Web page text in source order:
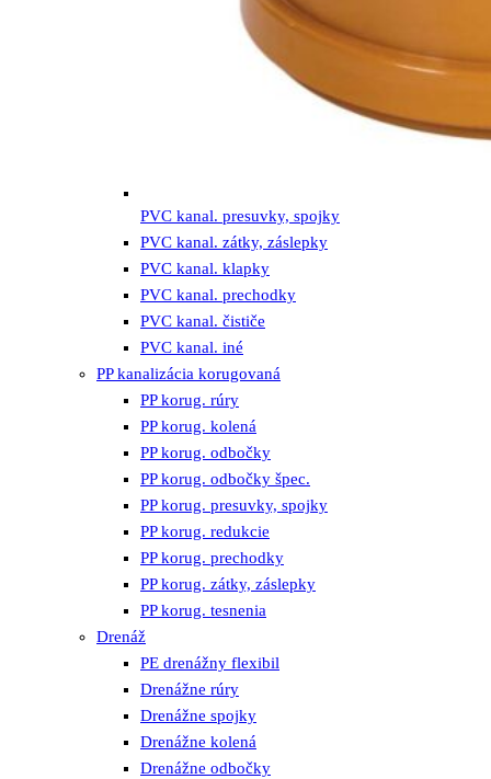
PVC kanal. presuvky, spojky
PVC kanal. zátky, záslepky
PVC kanal. klapky
PVC kanal. prechodky
PVC kanal. čističe
PVC kanal. iné
PP kanalizácia korugovaná
PP korug. rúry
PP korug. kolená
PP korug. odbočky
PP korug. odbočky špec.
PP korug. presuvky, spojky
PP korug. redukcie
PP korug. prechodky
PP korug. zátky, záslepky
PP korug. tesnenia
Drenáž
PE drenážny flexibil
Drenážne rúry
Drenážne spojky
Drenážne kolená
Drenážne odbočky